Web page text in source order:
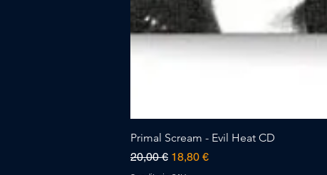
Primal Scream - Evil Heat CD
Prezzo regolare
20,00 € Prezzo scontato
18,80 €